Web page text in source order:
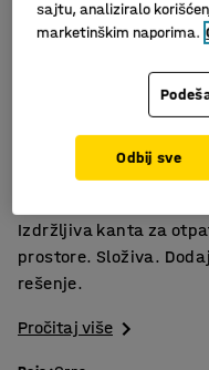
Dvostruke ručke
Lako se čisti
Izdržljiva plastika
Izdržljiva kanta za
prostore. Složiva.
rešenje.
Pročitaj više
sajtu, analiziralo
marketinškim naporima.
Odbij sve